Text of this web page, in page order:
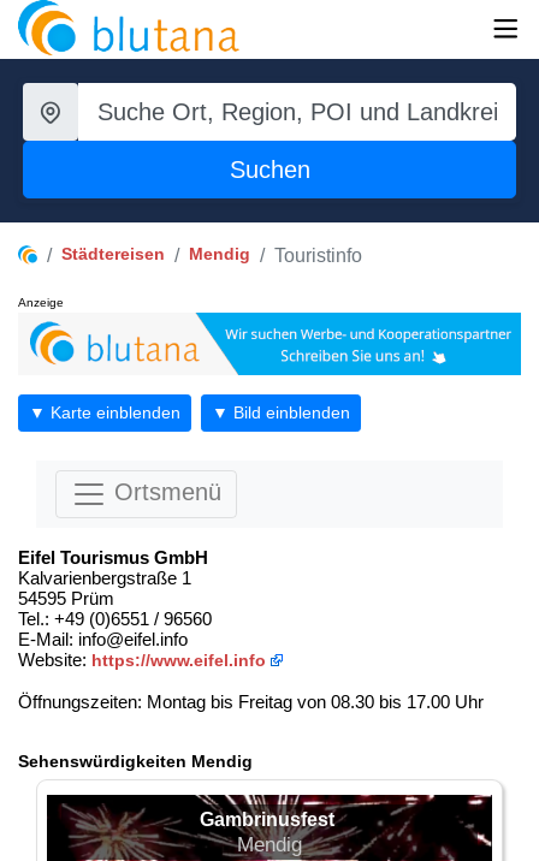
Suchen
Städtereisen Mendig Touristinfo
Anzeige
▼ Karte einblenden ▼ Bild einblenden
Ortsmenü
Eifel Tourismus GmbH
Kalvarienbergstraße 1
54595 Prüm
Tel.: +49 (0)6551 / 96560
E-Mail: info@eifel.info
Website: https://www.eifel.info
Öffnungszeiten: Montag bis Freitag von 08.30 bis 17.00 Uhr
Sehenswürdigkeiten Mendig
Gambrinusfest
Mendig